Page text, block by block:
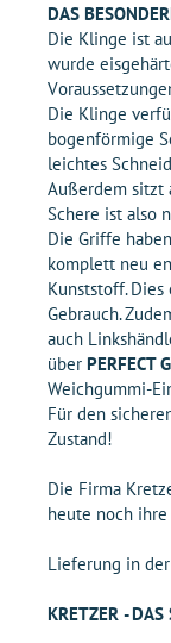
DAS
Die Klinge ist
wurde
Die Klinge
bogenförmige
leichtes
Außerdem sitzt
Schere ist also
Die Griffe
komplett neu
Kunststoff.
Gebrauch.
auch
über PERFECT
Weichgummi-
Für den
Zustand!
Die Firma
heute noch
Lieferung in
KRETZER -